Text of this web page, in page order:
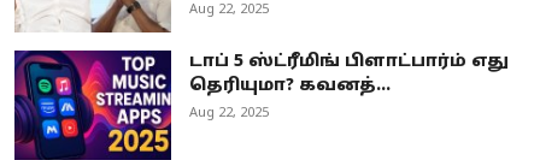
Aug 22, 2025
டாப் 5 ஸ்ட்ரீமிங் பிளாட்பார்ம் எது
தெரியுமா? கவனத்...
Aug 22, 2025